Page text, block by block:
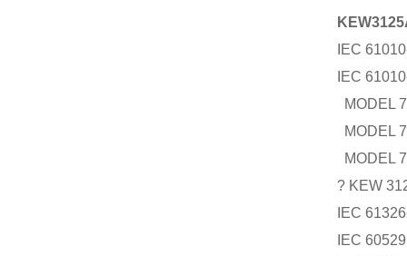
IEC
IEC
MODEL
MODEL
MODEL
? KEW
IEC
IEC